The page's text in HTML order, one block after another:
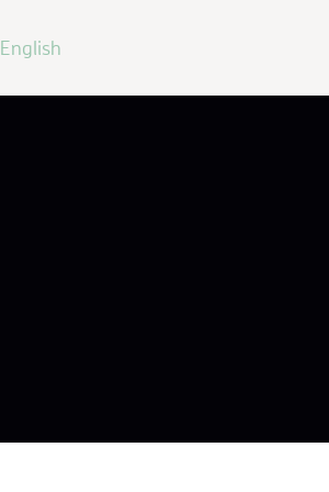
English